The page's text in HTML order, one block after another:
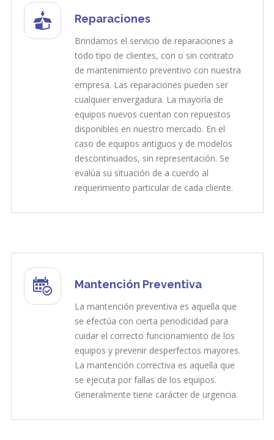
Reparaciones
Brindamos el servicio de reparaciones a
todo tipo de clientes, con o sin contrato
de mantenimiento preventivo con nuestra
empresa. Las reparaciones pueden ser
cualquier envergadura. La mayoría de
equipos nuevos cuentan con repuestos
disponibles en nuestro mercado. En el
caso de equipos antiguos y de modelos
descontinuados, sin representación. Se
evalúa su situación de a cuerdo al
requerimiento particular de cada cliente.
Mantención Preventiva
La mantención preventiva es aquella que
se efectúa con cierta periodicidad para
cuidar el correcto funcionamiento de los
equipos y prevenir desperfectos mayores.
La mantención correctiva es aquella que
se ejecuta por fallas de los equipos.
Generalmente tiene carácter de urgencia.